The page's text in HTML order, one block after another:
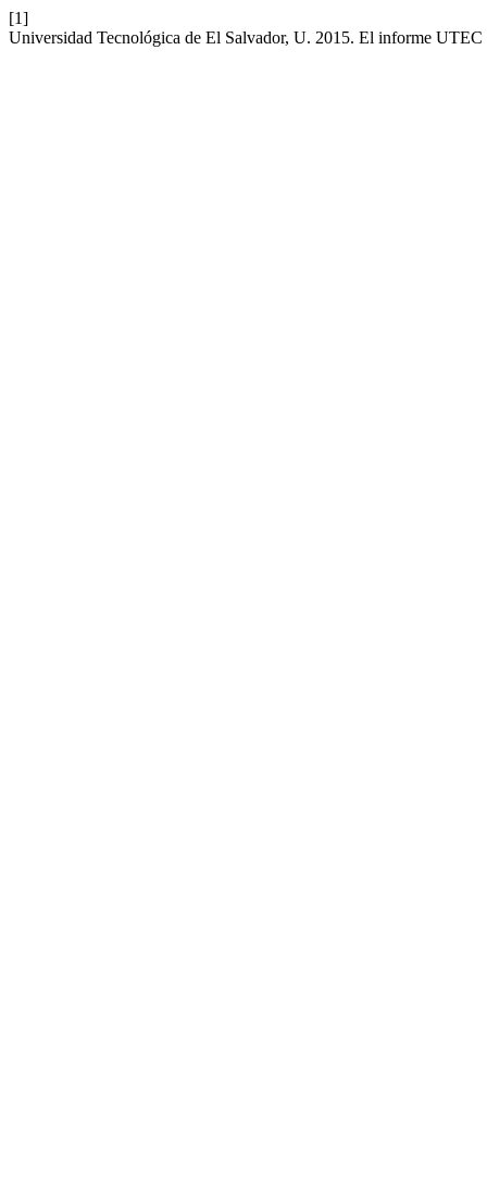
[1]
Universidad Tecnológica de El Salvador, U. 2015. El informe